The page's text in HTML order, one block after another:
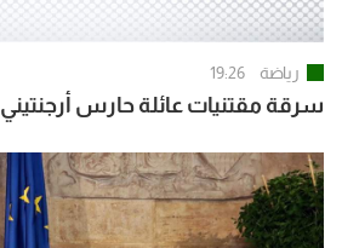
رياضة 19:26
سرقة مقتنيات عائلة حارس أرجنتيني